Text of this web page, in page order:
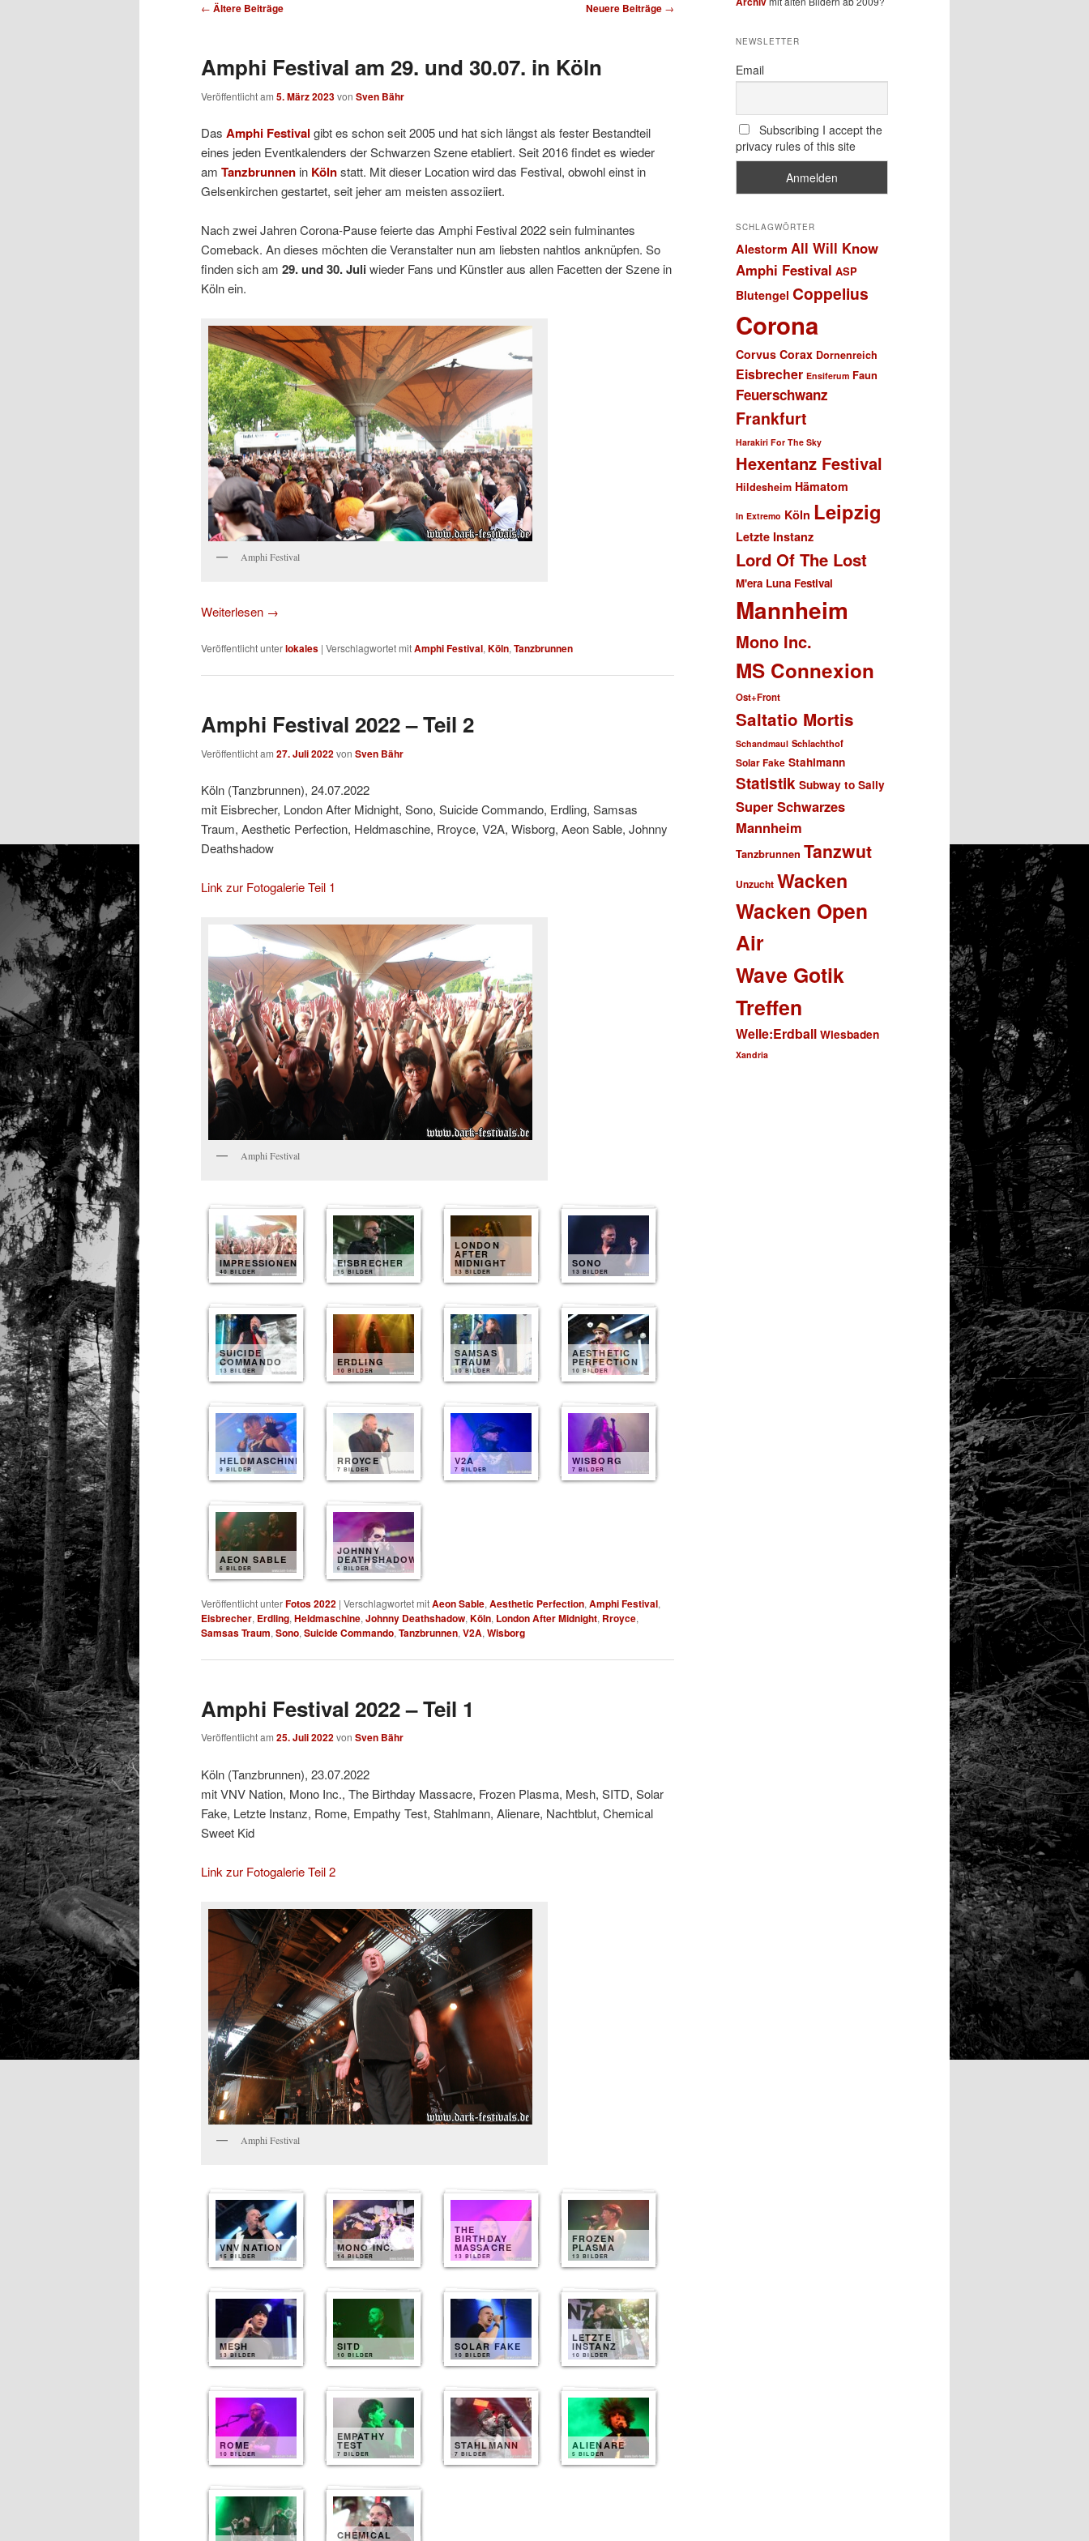
Beitragsnavigation
← Ältere Beiträge Neuere Beiträge →
Amphi Festival am 29. und 30.07. in Köln
Veröffentlicht am 5. März 2023von Sven Bähr
Das Amphi Festival gibt es schon seit 2005 und hat sich längst als fester Bestandteil
eines jeden Eventkalenders der Schwarzen Szene etabliert. Seit 2016 findet es wieder
am Tanzbrunnen in Kölnstatt. Mit dieser Location wird das Festival, obwohl einst in
Gelsenkirchen gestartet, seit jeher am meisten assoziiert.
Nach zwei Jahren Corona-Pause feierte das Amphi Festival 2022 sein fulminantes
Comeback. An dieses möchten die Veranstalter nun am liebsten nahtlos anknüpfen. So
finden sich am 29. und 30. Juliwieder Fans und Künstler aus allen Facetten der Szene in
Köln ein.
Amphi Festival
Weiterlesen →
Veröffentlicht unterlokales | Verschlagwortet mitAmphi Festival, Köln, Tanzbrunnen
Amphi Festival 2022 – Teil 2
Veröffentlicht am 27. Juli 2022von Sven Bähr
Köln (Tanzbrunnen), 24.07.2022
mit Eisbrecher, London After Midnight, Sono, Suicide Commando, Erdling, Samsas
Traum, Aesthetic Perfection, Heldmaschine, Rroyce, V2A, Wisborg, Aeon Sable, Johnny
Deathshadow
Link zur Fotogalerie Teil 1
Amphi Festival
IMPRESSIONEN
40 BILDER
EISBRECHER
15 BILDER
LONDON
AFTER
MIDNIGHT
13 BILDER
SONO
13 BILDER
SUICIDE
COMMANDO
13 BILDER
ERDLING
10 BILDER
SAMSAS
TRAUM
10 BILDER
AESTHETIC
PERFECTION
10 BILDER
HELDMASCHINE
9 BILDER
RROYCE
7 BILDER
V2A
7 BILDER
WISBORG
7 BILDER
AEON SABLE
6 BILDER
JOHNNY
DEATHSHADOW
6 BILDER
Veröffentlicht unterFotos 2022 | Verschlagwortet mitAeon Sable, Aesthetic Perfection, Amphi Festival,
Eisbrecher, Erdling, Heldmaschine, Johnny Deathshadow, Köln, London After Midnight, Rroyce,
Samsas Traum, Sono, Suicide Commando, Tanzbrunnen, V2A, Wisborg
Amphi Festival 2022 – Teil 1
Veröffentlicht am 25. Juli 2022von Sven Bähr
Köln (Tanzbrunnen), 23.07.2022
mit VNV Nation, Mono Inc., The Birthday Massacre, Frozen Plasma, Mesh, SITD, Solar
Fake, Letzte Instanz, Rome, Empathy Test, Stahlmann, Alienare, Nachtblut, Chemical
Sweet Kid
Link zur Fotogalerie Teil 2
Amphi Festival
VNV NATION
15 BILDER
MONO INC.
14 BILDER
THE
BIRTHDAY
MASSACRE
13 BILDER
FROZEN
PLASMA
13 BILDER
MESH
13 BILDER
SITD
10 BILDER
SOLAR FAKE
10 BILDER
LETZTE
INSTANZ
10 BILDER
ROME
10 BILDER
EMPATHY
TEST
7 BILDER
STAHLMANN
7 BILDER
ALIENARE
5 BILDER
CHEMICAL
NEWSLETTER
Email
Subscribing I accept the
privacy rules of this site
SCHLAGWÖRTER
Alestorm All Will Know
Amphi Festival ASP
Blutengel Coppelius
Corona
Corvus Corax Dornenreich
Eisbrecher Ensiferum Faun
Feuerschwanz
Frankfurt
Harakiri For The Sky
Hexentanz Festival
Hildesheim Hämatom
In Extremo Köln Leipzig
Letzte Instanz
Lord Of The Lost
M'era Luna Festival
Mannheim
Mono Inc.
MS Connexion
Ost+Front
Saltatio Mortis
Schandmaul Schlachthof
Solar Fake Stahlmann
Statistik Subway to Sally
Super Schwarzes
Mannheim
Tanzbrunnen Tanzwut
Unzucht Wacken
Wacken Open
Air
Wave Gotik
Treffen
Welle:Erdball Wiesbaden
Xandria